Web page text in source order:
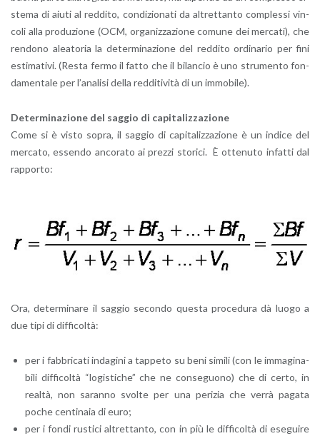
ste­ma di aiuti al red­di­to, con­di­zio­na­ti da al­tret­tan­to com­ples­si vin­
co­li alla pro­du­zio­ne (OCM, or­ga­niz­za­zio­ne co­mu­ne dei mer­ca­ti), che
ren­do­no alea­to­ria la de­ter­mi­na­zio­ne del red­di­to or­di­na­rio per fini
esti­ma­ti­vi. (Resta fermo il fatto che il bi­lan­cio è uno stru­men­to fon­
da­men­ta­le per l’a­na­li­si della red­di­ti­vi­tà di un im­mo­bi­le).
De­ter­mi­na­zio­ne del sag­gio di ca­pi­ta­liz­za­zio­ne
Come si è visto sopra, il sag­gio di ca­pi­ta­liz­za­zio­ne è un in­di­ce del
mer­ca­to, es­sen­do an­co­ra­to ai prez­zi sto­ri­ci. È ot­te­nu­to in­fat­ti dal
rap­por­to:
Ora, de­ter­mi­na­re il sag­gio se­con­do que­sta pro­ce­du­ra dà luogo a
due tipi di dif­fi­col­tà:
per i fab­bri­ca­ti in­da­gi­ni a tap­pe­to su beni si­mi­li (con le im­ma­gi­na­
bi­li dif­fi­col­tà “lo­gi­sti­che” che ne con­se­guo­no) che di certo, in
real­tà, non sa­ran­no svol­te per una pe­ri­zia che verrà pa­ga­ta
poche cen­ti­na­ia di euro;
per i fondi ru­sti­ci al­tret­tan­to, con in più le dif­fi­col­tà di ese­gui­re